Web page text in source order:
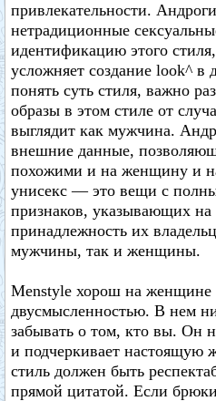
привлекательности.
нетрадиционные
идентификацию этого
усложняет создание look^ в
понять суть стиля, важно
образы в этом стиле от
выглядит как мужчина.
внешние данные,
похожими и на женщину и
унисекс — это вещи с
признаков, указывающих
принадлежность их
мужчины, так и женщины.
Menstyle хорош на женщине
двусмысленностью. В нем
забывать о том, кто вы. Он
и подчеркивает настоящую
стиль должен быть
прямой цитатой. Если